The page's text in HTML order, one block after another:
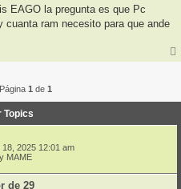
EAGO la pregunta es que Pc
ram necesito para que ande
1 de 1
Topics
2025 12:01 am
MAME
de 29